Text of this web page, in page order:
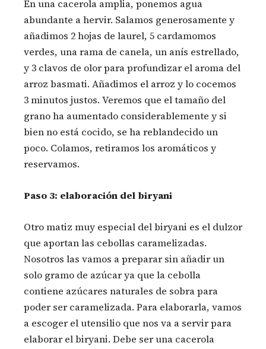
En una cacerola amplia, ponemos agua
abundante a hervir. Salamos generosamente y
añadimos 2 hojas de laurel, 5 cardamomos
verdes, una rama de canela, un anís estrellado,
y 3 clavos de olor para profundizar el aroma del
arroz basmati. Añadimos el arroz y lo cocemos
3 minutos justos. Veremos que el tamaño del
grano ha aumentado considerablemente y si
bien no está cocido, se ha reblandecido un
poco. Colamos, retiramos los aromáticos y
reservamos.
Paso 3: elaboración del biryani
Otro matiz muy especial del biryani es el dulzor
que aportan las cebollas caramelizadas.
Nosotros las vamos a preparar sin añadir un
solo gramo de azúcar ya que la cebolla
contiene azúcares naturales de sobra para
poder ser caramelizada. Para elaborarla, vamos
a escoger el utensilio que nos va a servir para
elaborar el biryani. Debe ser una cacerola